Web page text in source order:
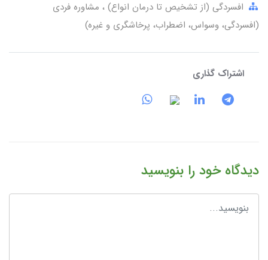
افسردگی (از تشخیص تا درمان انواع) مشاوره فردی
(افسردگی، وسواس، اضطراب، پرخاشگری و غیره)
اشتراک گذاری
دیدگاه خود را بنویسید